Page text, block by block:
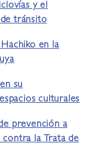
y el
tránsito
en la
su
culturales
prevención a
la Trata de